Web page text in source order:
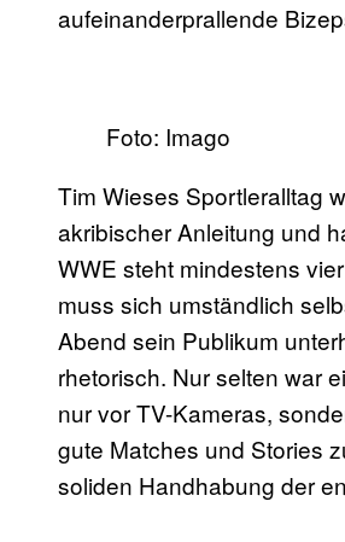
aufeinanderprallende
Foto: Imago
Tim Wieses Sportleralltag
akribischer Anleitung und
WWE steht mindestens
muss sich umständlich
Abend sein Publikum
rhetorisch. Nur selten war
nur vor TV-Kameras,
gute Matches und Stories
soliden Handhabung der